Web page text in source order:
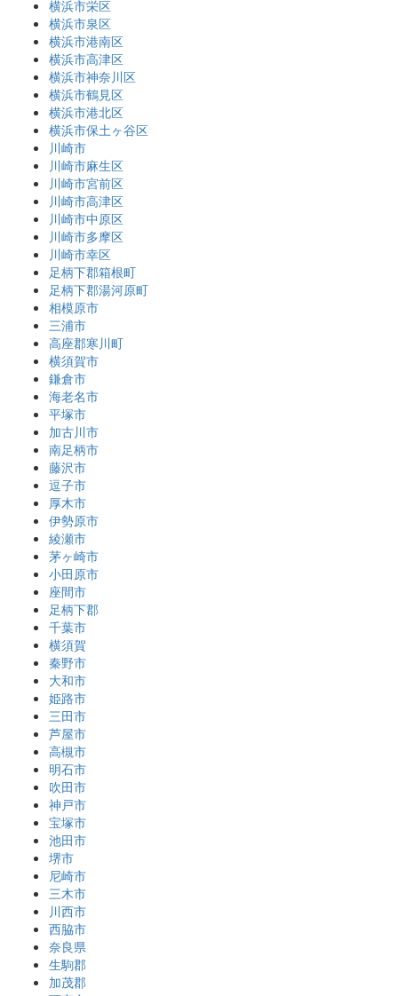
横浜市栄区
横浜市泉区
横浜市港南区
横浜市高津区
横浜市神奈川区
横浜市鶴見区
横浜市港北区
横浜市保土ヶ谷区
川崎市
川崎市麻生区
川崎市宮前区
川崎市高津区
川崎市中原区
川崎市多摩区
川崎市幸区
足柄下郡箱根町
足柄下郡湯河原町
相模原市
三浦市
高座郡寒川町
横須賀市
鎌倉市
海老名市
平塚市
加古川市
南足柄市
藤沢市
逗子市
厚木市
伊勢原市
綾瀬市
茅ヶ崎市
小田原市
座間市
足柄下郡
千葉市
横須賀
秦野市
大和市
姫路市
三田市
芦屋市
高槻市
明石市
吹田市
神戸市
宝塚市
池田市
堺市
尼崎市
三木市
川西市
西脇市
奈良県
生駒郡
加茂郡